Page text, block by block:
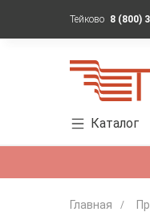
Тейково 8 (800)
Каталог
Главная